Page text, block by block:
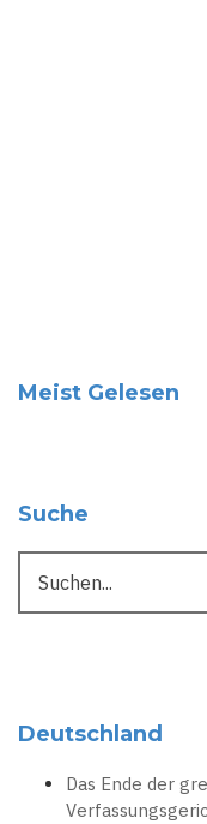
Meist Gelesen
Suche
Deutschland
Das Ende der